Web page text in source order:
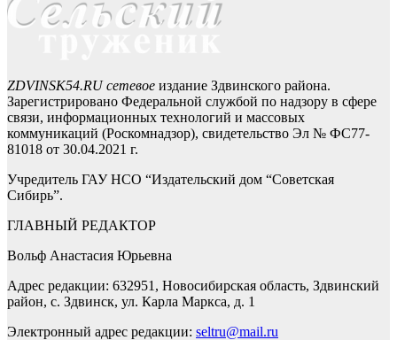
ZDVINSK54.RU сетевое издание Здвинского района.
Зарегистрировано Федеральной службой по надзору в сфере
связи, информационных технологий и массовых
коммуникаций (Роскомнадзор), свидетельство Эл № ФС77-
81018 от 30.04.2021 г.
Учредитель ГАУ НСО “Издательский дом “Советская
Сибирь”.
ГЛАВНЫЙ РЕДАКТОР
Вольф Анастасия Юрьевна
Адрес редакции: 632951, Новосибирская область, Здвинский
район, с. Здвинск, ул. Карла Маркса, д. 1
Электронный адрес редакции: seltru@mail.ru